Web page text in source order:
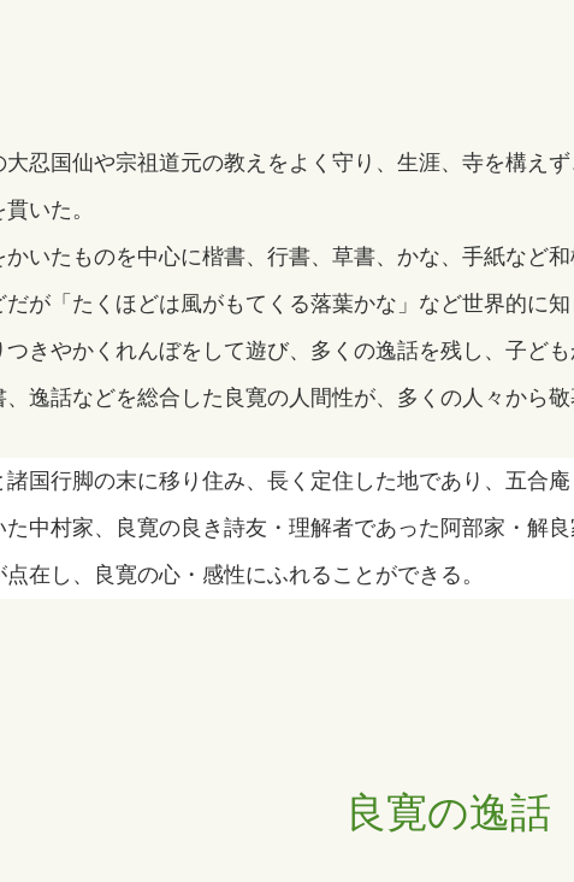
忍国仙や宗祖道元の教えをよく守り、生涯、寺を構え
いた。
いたものを中心に楷書、行書、草書、かな、手紙など
が「たくほどは風がもてくる落葉かな」など世界的に知
きやかくれんぼをして遊び、多くの逸話を残し、子ど
逸話などを総合した良寛の人間性が、多くの人々から敬
国行脚の末に移り住み、長く定住した地であり、五合
中村家、良寛の良き詩友・理解者であった阿部家・解
在し、良寛の心・感性にふれることができる。
良寛の逸話